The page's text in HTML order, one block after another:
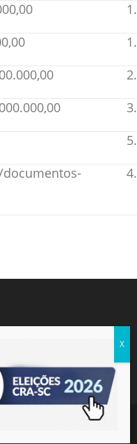
Catarina - Endereço:
Cunha, 260 - Centro,